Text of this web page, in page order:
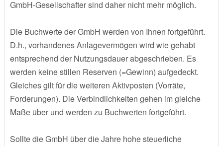
GmbH-Gesellschafter sind daher nicht mehr möglich.
Die Buchwerte der GmbH werden von Ihnen fortgeführt.
D.h., vorhandenes Anlagevermögen wird wie gehabt
entsprechend der Nutzungsdauer abgeschrieben. Es
werden keine stillen Reserven (=Gewinn) aufgedeckt.
Gleiches gilt für die weiteren Aktivposten (Vorräte,
Forderungen). Die Verbindlichkeiten gehen im gleiche
Maße über und werden zu Buchwerten fortgeführt.
Sollte die GmbH über die Jahre hohe steuerliche